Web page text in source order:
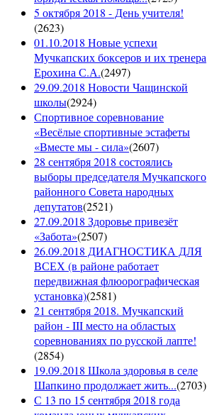
5 октября 2018 - День учителя!
(2623)
01.10.2018 Новые успехи
Мучкапских боксеров и их тренера
Ерохина С.А.(2497)
29.09.2018 Новости Чащинской
школы(2924)
Спортивное соревнование
«Весёлые спортивные эстафеты
«Вместе мы - сила»(2607)
28 сентября 2018 состоялись
выборы председателя Мучкапского
районного Совета народных
депутатов(2521)
27.09.2018 Здоровье привезёт
«Забота»(2507)
26.09.2018 ДИАГНОСТИКА ДЛЯ
ВСЕХ (в районе работает
передвижная флюорографическая
установка)(2581)
21 сентября 2018. Мучкапский
район - III место на областых
соревнованиях по русской лапте!
(2854)
19.09.2018 Школа здоровья в селе
Шапкино продолжает жить...(2703)
С 13 по 15 сентября 2018 года